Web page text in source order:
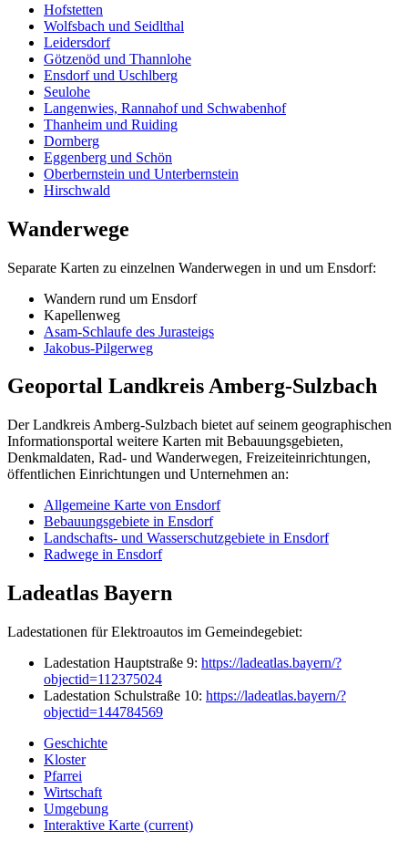
Hofstetten
Wolfsbach und Seidlthal
Leidersdorf
Götzenöd und Thannlohe
Ensdorf und Uschlberg
Seulohe
Langenwies, Rannahof und Schwabenhof
Thanheim und Ruiding
Dornberg
Eggenberg und Schön
Oberbernstein und Unterbernstein
Hirschwald
Wanderwege
Separate Karten zu einzelnen Wanderwegen in und um Ensdorf:
Wandern rund um Ensdorf
Kapellenweg
Asam-Schlaufe des Jurasteigs
Jakobus-Pilgerweg
Geoportal Landkreis Amberg-Sulzbach
Der Landkreis Amberg-Sulzbach bietet auf seinem geographischen
Informationsportal weitere Karten mit Bebauungsgebieten,
Denkmaldaten, Rad- und Wanderwegen, Freizeiteinrichtungen,
öffentlichen Einrichtungen und Unternehmen an:
Allgemeine Karte von Ensdorf
Bebauungsgebiete in Ensdorf
Landschafts- und Wasserschutzgebiete in Ensdorf
Radwege in Ensdorf
Ladeatlas Bayern
Ladestationen für Elektroautos im Gemeindegebiet:
Ladestation Hauptstraße 9: https://ladeatlas.bayern/?
objectid=112375024
Ladestation Schulstraße 10: https://ladeatlas.bayern/?
objectid=144784569
Geschichte
Kloster
Pfarrei
Wirtschaft
Umgebung
Interaktive Karte (current)